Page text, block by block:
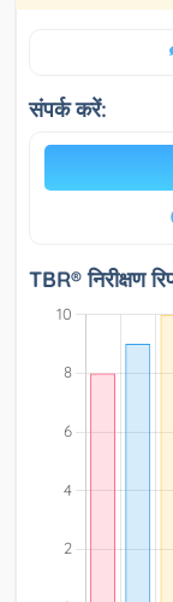
संपर्क करें:
TBR® निरीक्षण